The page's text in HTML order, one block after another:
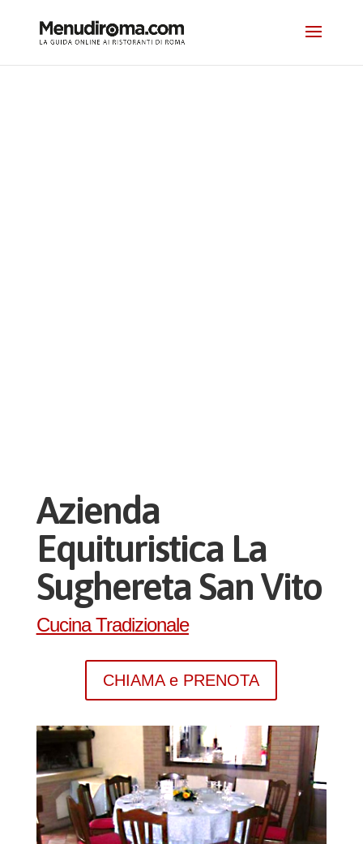
Azienda
Equituristica La
Sughereta San Vito
Cucina Tradizionale
CHIAMA e PRENOTA